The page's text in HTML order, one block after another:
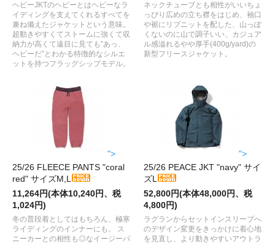
ヘビーJKTのヘビーとはヘビーなラ
イディングを支えてくれるすべてを
兼ね備えたジャケットという意味。
超動きやすくてストームに強くて収
納力が高くて遠目に見ても”あっ、
ヘビーだ”とわかる特徴的なシルエ
ットを持つフラッグシップモデル。
ネックチューブとも相性がいいちょ
っぴり広めの立ち襟をはじめ、袖口
や裾にリブニットを配した、山っぽ
くないのに山で調子いい、カジュア
ル感溢れるやや厚手(400g/yard)の
新型フリースジャケット。
">
25/26 FLEECE PANTS "coral
red" サイズM,L
11,264円(本体10,240円、税
1,024円)
冬の普段着としてはもちろん、極寒
ライディングのインナーにも。 ス
ニーカーとの相性も◎なイージーパ
">
25/26 PEACE JKT "navy" サイ
ズL
52,800円(本体48,000円、税
4,800円)
ラグランからセットインスリーブへ
のデザイン変更をきっかけに着心地
を見直し、より動きやすいアウトラ